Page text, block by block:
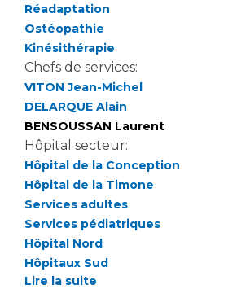
Handicap
Handi 13
Pôle Médecine Physique et
Accueil sourds et malentendants
Charte Romain Jacob
Mouvement Parcours Handicap 13
Activité physique
Cancer
Plateforme des internes
Professionnels de santé
Adresser un patient
Réseaux de soins
Adresser un examen au Laboratoire
Médicale
Radiologie / Imagerie
Cancérologie
Les pôles d'activité médicale
Anatomie et Cytologie Pathologiques
Réadaptation
Ostéopathie
Kinésithérapie
Chefs de services:
VITON Jean-Michel
DELARQUE Alain
BENSOUSSAN Laurent
Hôpital secteur:
Hôpital de la Conception
Hôpital de la Timone
Services adultes
Services pédiatriques
Hôpital Nord
Hôpitaux Sud
Lire la suite